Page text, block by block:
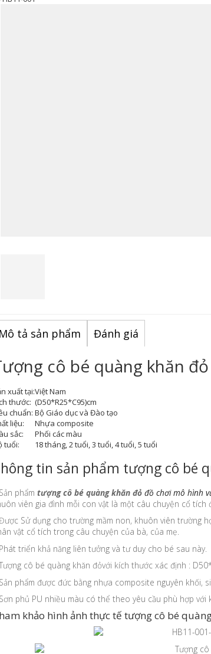
Mô tả sản phẩm Đánh giá
cô bé quàng khăn đỏ
xuất tại:Việt Nam
thước: (D50*R25*C95)cm
chuẩn: Bộ Giáo dục và Đào tạo
liệu:
Nhựa composite
sắc:
Phối các màu
tuổi:
18 tháng, 2 tuổi, 3 tuổi, 4 tuổi, 5 tuổi
tin sản phẩm tượng cô bé
phẩm tượng cô bé quàng khăn đỏ đồ chơi mô hình
viên gia đình mỗi con vật là một câu chuyện cổ tích
Sử dụng cho trường mầm non, khuôn viên trường
vật cổ tích trong câu chuyện của bà, của mẹ.
triển khả năng liên tưởng và tư duy cho bé sau này.
cô bé quàng khăn đỏvới kích thước xác định :
phẩm được đức bằng nhựa composite nguyên khối,
phủ PU nhiều màu có thể theo yêu cầu phù hợp với
khảo hình ảnh thực tế tượng cô bé